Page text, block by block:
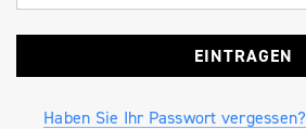
Haben Sie Ihr Passwort vergessen?